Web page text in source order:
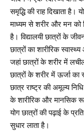
समृद्धि की राह दिखाता है।
माध्यम से शरीर और मन को
है। विद्यालयी छात्रों के
छात्रों का शारीरिक
जहां छात्रों के शरीर में
छात्रों के शरीर में ऊर्जा का
छात्र राष्ट्र की अमूल्य
के शारीरिक और मानसिक
योग छात्रों की पढ़ाई के
सुधार लाता है।